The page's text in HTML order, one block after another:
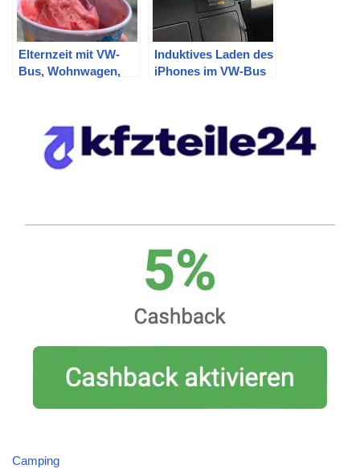
Elternzeit mit VW-
Bus, Wohnwagen,
Induktives Laden des
iPhones im VW-Bus
Camping